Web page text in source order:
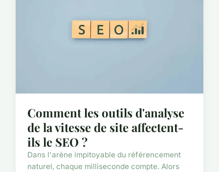
Comment les outils d'analyse
de la vitesse de site affectent-
ils le SEO ?
Dans l'arène impitoyable du référencement
naturel, chaque milliseconde compte. Alors